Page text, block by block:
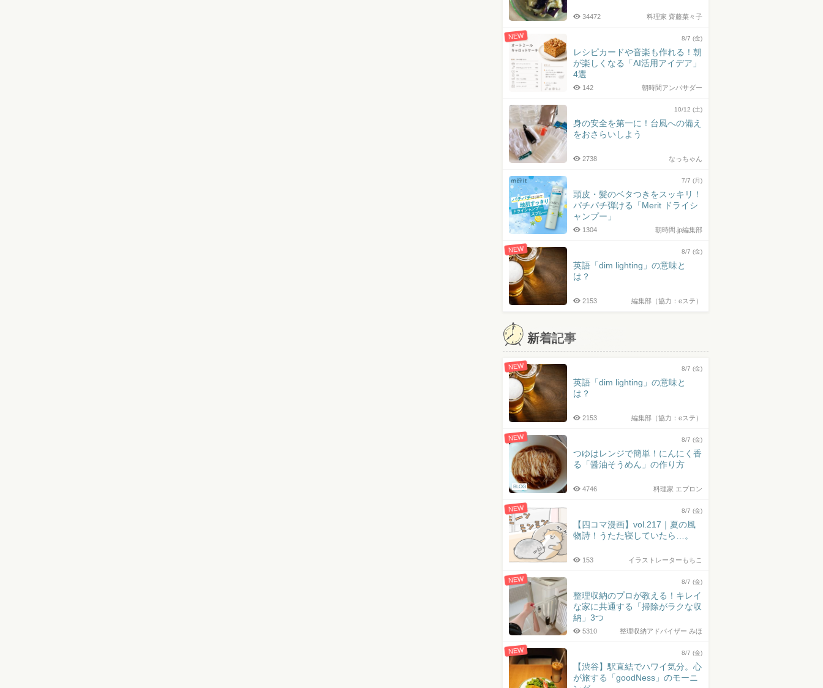
料理家 齋藤菜々子
34472
NEW 8/7 (金)
レシピカードや音楽も作れる！朝
が楽しくなる「AI活用アイデア」
4選
朝時間アンバサダー
142
10/12 (土)
身の安全を第一に！台風への備え
をおさらいしよう
なっちゃん
2738
7/7 (月)
頭皮・髪のベタつきをスッキリ！
パチパチ弾ける「Merit ドライシ
ャンプー」
朝時間.jp編集部
1304
NEW 8/7 (金)
英語「dim lighting」の意味と
は？
編集部（協力：eステ）
2153
新着記事
NEW 8/7 (金)
英語「dim lighting」の意味と
は？
編集部（協力：eステ）
2153
NEW
BLOG
8/7 (金)
つゆはレンジで簡単！にんにく香
る「醤油そうめん」の作り方
料理家 エプロン
4746
NEW 8/7 (金)
【四コマ漫画】vol.217｜夏の風
物詩！うたた寝していたら…。
イラストレーターもちこ
153
NEW 8/7 (金)
整理収納のプロが教える！キレイ
な家に共通する「掃除がラクな収
納」3つ
整理収納アドバイザー みほ
5310
NEW 8/7 (金)
【渋谷】駅直結でハワイ気分。心
が旅する「goodNess」のモーニ